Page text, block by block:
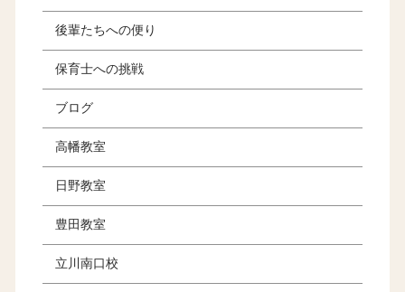
後輩たちへの便り
保育士への挑戦
ブログ
高幡教室
日野教室
豊田教室
立川南口校